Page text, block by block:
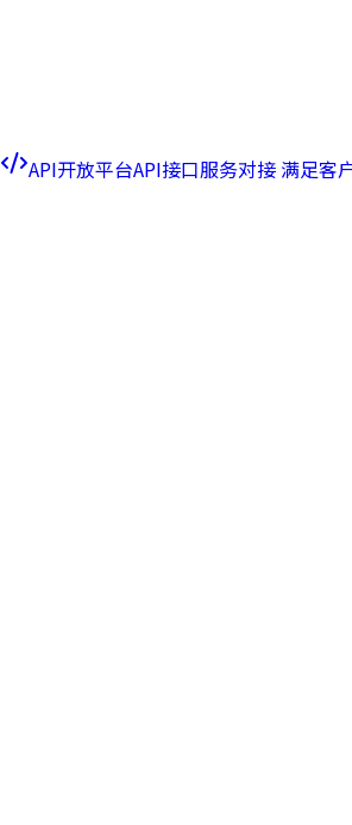
API开放平台API接口服务对接 满足客